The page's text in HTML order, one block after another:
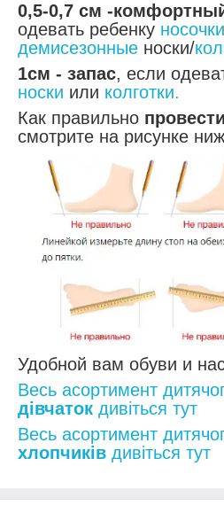
0,5-0,7 см -
одевать ребенку
демисезонные носки/
1см - запас, если
носки или колготки.
Как правильно
смотрите на рисунке
Удобной вам обуви и
Весь асортимент
дівчаток дивіться тут
Весь асортимент
хлопчиків дивіться тут